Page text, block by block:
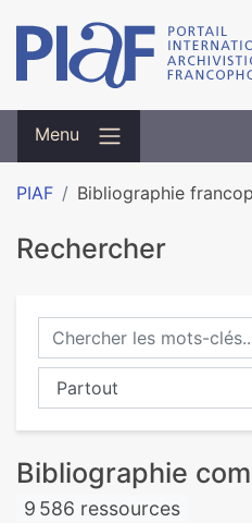
Menu
PIAF Bibliographie
Rechercher
Chercher les mots-clés...
Chercher dans...
Bibliographie
9 586 ressources